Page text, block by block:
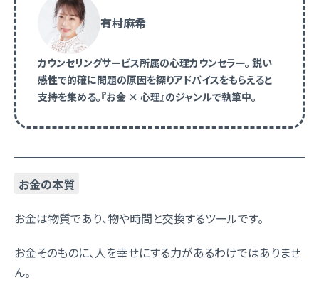
有村麻希
カウンセリングサービス所属の心理カウンセラー。 鋭い
感性で的確に問題の原因を探りアドバイスをもらえると
支持を集める。『お金 × 心理』のジャンルで執筆中。
お金の本質
お金は物質であり、物や時間と交換するツールです。
お金そのものに、人を幸せにする力があるわけではありませ
ん。